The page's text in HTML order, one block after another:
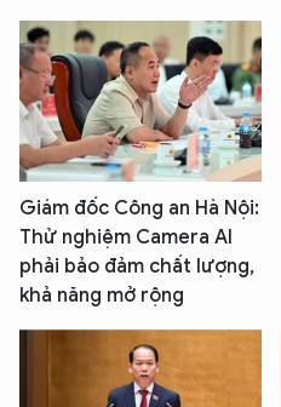
Giám đốc Công an Hà Nội:
Thử nghiệm Camera AI
phải bảo đảm chất lượng,
khả năng mở rộng